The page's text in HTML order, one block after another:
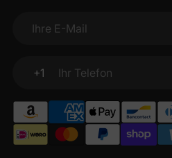
Ihre E-Mail
+1
Ihr Telefon